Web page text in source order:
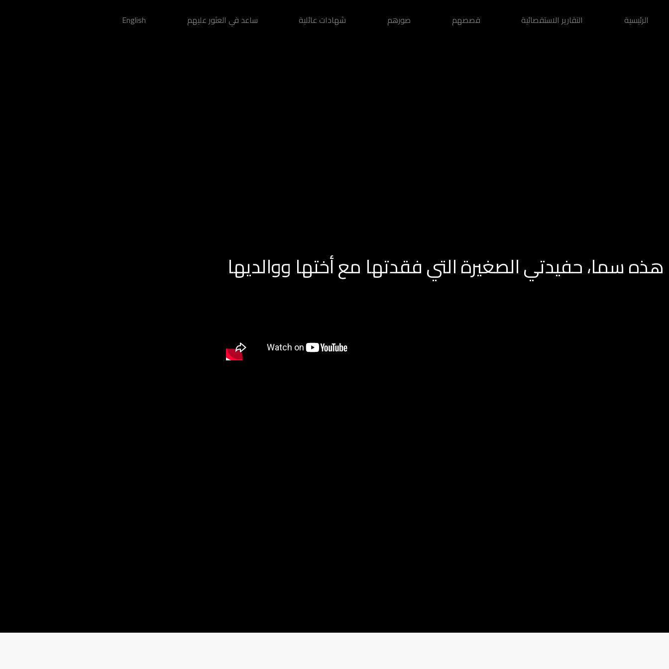
الرئيسية التقارير الاستقصائية قصصهم صورهم شهادات عائلية ساعد في العثور عليهم English
هذه سما، حفيدتي الصغيرة التي فقدتها مع أختها ووالديها